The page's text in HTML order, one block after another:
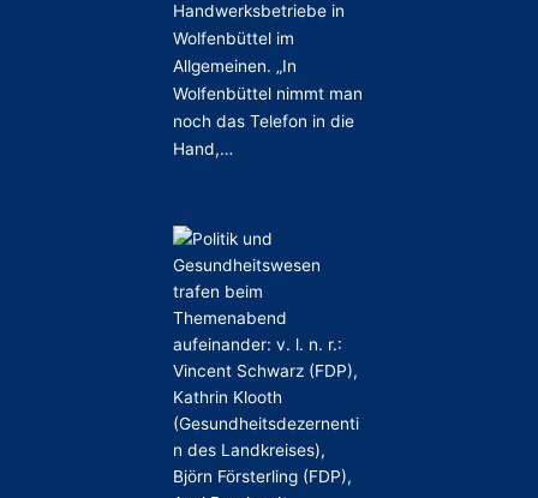
Handwerksbetriebe in
Wolfenbüttel im
Allgemeinen. „In
Wolfenbüttel nimmt man
noch das Telefon in die
Hand,…